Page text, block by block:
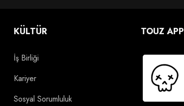
KÜLTÜR
İş Birliği
Kariyer
Sosyal Sorumluluk
TOUZ APP